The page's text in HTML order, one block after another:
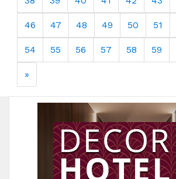
46 47 48 49 50 51
54 55 56 57 58 59
»